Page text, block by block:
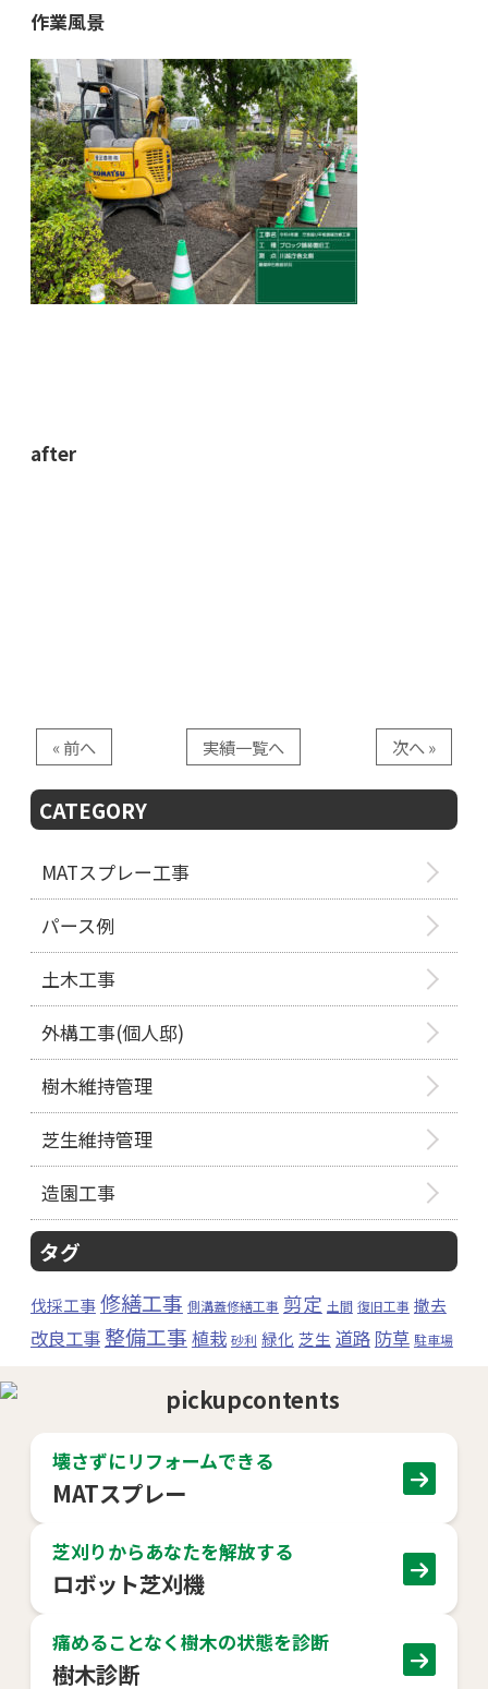
作業風景
after
« 前へ 実績一覧へ 次へ »
CATEGORY
MATスプレー工事
パース例
土木工事
外構工事(個人邸)
樹木維持管理
芝生維持管理
造園工事
タグ
伐採工事修繕工事 側溝蓋修繕工事 剪定 土間 復旧工事 撤去
改良工事 整備工事 植栽 砂利 緑化 芝生 道路 防草 駐車場
壊さずにリフォームできる
MATスプレー
芝刈りからあなたを解放する
ロボット芝刈機
痛めることなく樹木の状態を診断
樹木診断